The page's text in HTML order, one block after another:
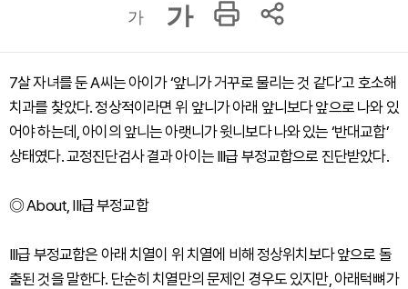
가 가
7살 자녀를 둔 A씨는 아이가 ‘앞니가 거꾸로 물리는 것 같다’고 호소해
치과를 찾았다. 정상적이라면 위 앞니가 아래 앞니보다 앞으로 나와 있
어야 하는데, 아이의 앞니는 아랫니가 윗니보다 나와 있는 ‘반대교합’
상태였다. 교정진단검사 결과 아이는 III급 부정교합으로 진단받았다.
◎About, III급 부정교합
III급 부정교합은 아래 치열이 위 치열에 비해 정상위치보다 앞으로 돌
출된 것을 말한다. 단순히 치열만의 문제인 경우도 있지만, 아래턱뼈가